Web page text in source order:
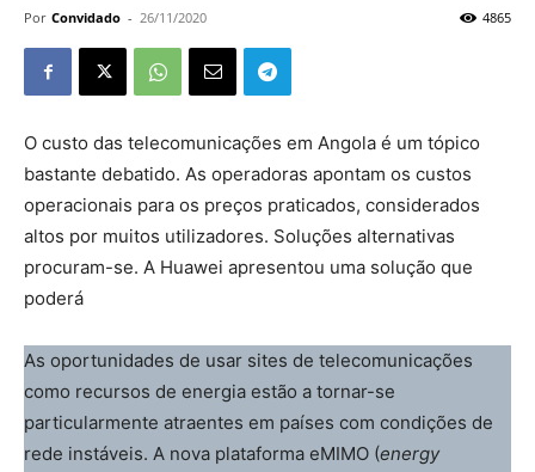
Por Convidado - 26/11/2020 4865
O custo das telecomunicações em Angola é um tópico
bastante debatido. As operadoras apontam os custos
operacionais para os preços praticados, considerados
altos por muitos utilizadores. Soluções alternativas
procuram-se. A Huawei apresentou uma solução que
poderá
As oportunidades de usar sites de telecomunicações
como recursos de energia estão a tornar-se
particularmente atraentes em países com condições de
rede instáveis. A nova plataforma eMIMO (energy